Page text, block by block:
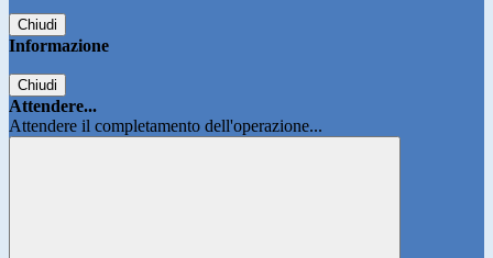
Chiudi
Informazione
Chiudi
Attendere...
Attendere il completamento dell'operazione...